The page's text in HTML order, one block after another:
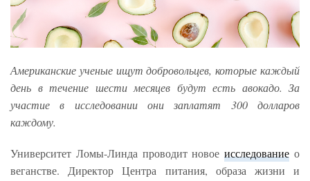
Американские ученые ищут добровольцев, которые каждый
день в течение шести месяцев будут есть авокадо. За
участие в исследовании они заплатят 300 долларов
каждому.
Университет Ломы-Линда проводит новоеисследование о
веганстве. Директор Центра питания, образа жизни и